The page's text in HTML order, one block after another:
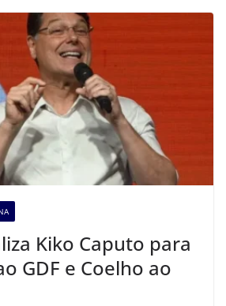
Kiko Caputo para
GDF e Coelho ao